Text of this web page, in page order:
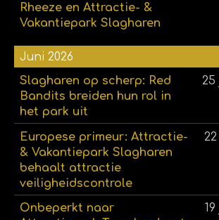
Rheeze en Attractie- &
Vakantiepark Slagharen
Juni 2026
Slagharen op scherp: Red
Bandits breiden hun rol in
het park uit
25
Europese primeur: Attractie-
& Vakantiepark Slagharen
behaalt attractie
veiligheidscontrole
Onbeperkt naar